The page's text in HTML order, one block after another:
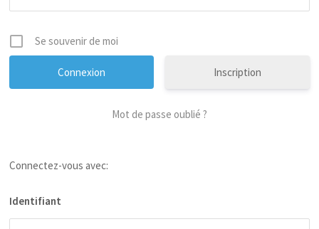
Se souvenir de moi
Inscription
Mot de passe oublié ?
Connectez-vous avec:
Identifiant